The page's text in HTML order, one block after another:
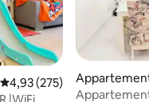
Évaluation moyenne sur la
4,93 (275)
Appartement
Ampang